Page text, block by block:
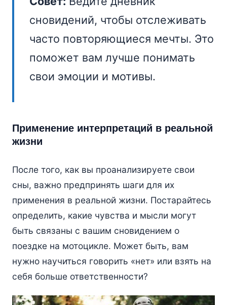
сновидений, чтобы отслеживать
часто повторяющиеся мечты. Это
поможет вам лучше понимать
свои эмоции и мотивы.
Применение интерпретаций в реальной
жизни
После того, как вы проанализируете свои
сны, важно предпринять шаги для их
применения в реальной жизни. Постарайтесь
определить, какие чувства и мысли могут
быть связаны с вашим сновидением о
поездке на мотоцикле. Может быть, вам
нужно научиться говорить «нет» или взять на
себя больше ответственности?